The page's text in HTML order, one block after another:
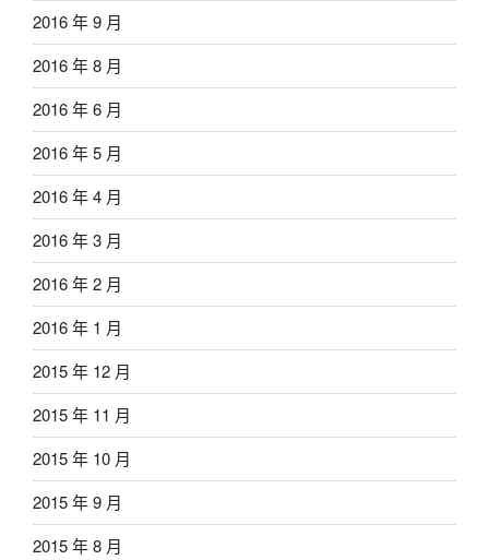
2016 年 9 月
2016 年 8 月
2016 年 6 月
2016 年 5 月
2016 年 4 月
2016 年 3 月
2016 年 2 月
2016 年 1 月
2015 年 12 月
2015 年 11 月
2015 年 10 月
2015 年 9 月
2015 年 8 月